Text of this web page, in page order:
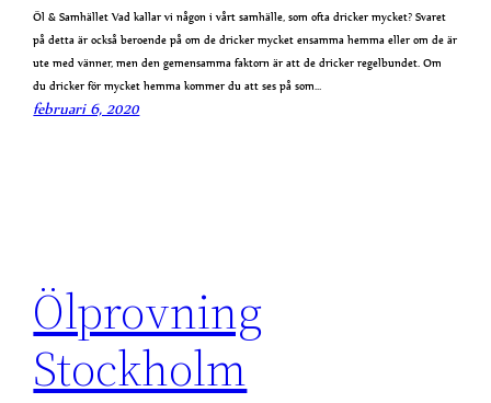
Öl & Samhället Vad kallar vi någon i vårt samhälle, som ofta dricker mycket? Svaret
på detta är också beroende på om de dricker mycket ensamma hemma eller om de är
ute med vänner, men den gemensamma faktorn är att de dricker regelbundet. Om
du dricker för mycket hemma kommer du att ses på som…
februari 6, 2020
Ölprovning
Stockholm